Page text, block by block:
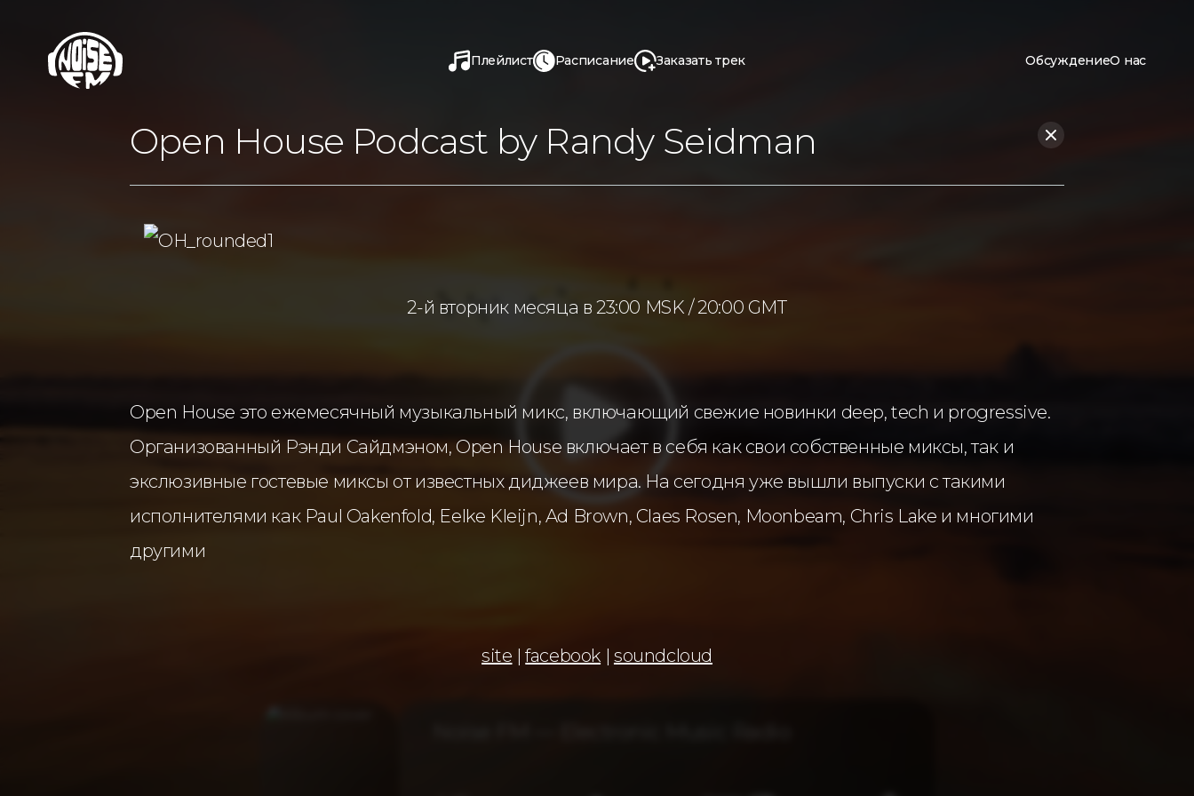
Плейлист Расписание Заказать трек ОбсуждениеО нас
Open House Podcast by Randy Seidman
2-й вторник месяца в 23:00 MSK / 20:00 GMT
Open House это ежемесячный музыкальный микс, включающий свежие новинки deep, tech и progressive.
Организованный Рэнди Сайдмэном, Open House включает в себя как свои собственные миксы, так и
экслюзивные гостевые миксы от известных диджеев мира. На сегодня уже вышли выпуски с такими
исполнителями как Paul Oakenfold, Eelke Kleijn, Ad Brown, Claes Rosen, Moonbeam, Chris Lake и многими
другими
site |facebook | soundcloud